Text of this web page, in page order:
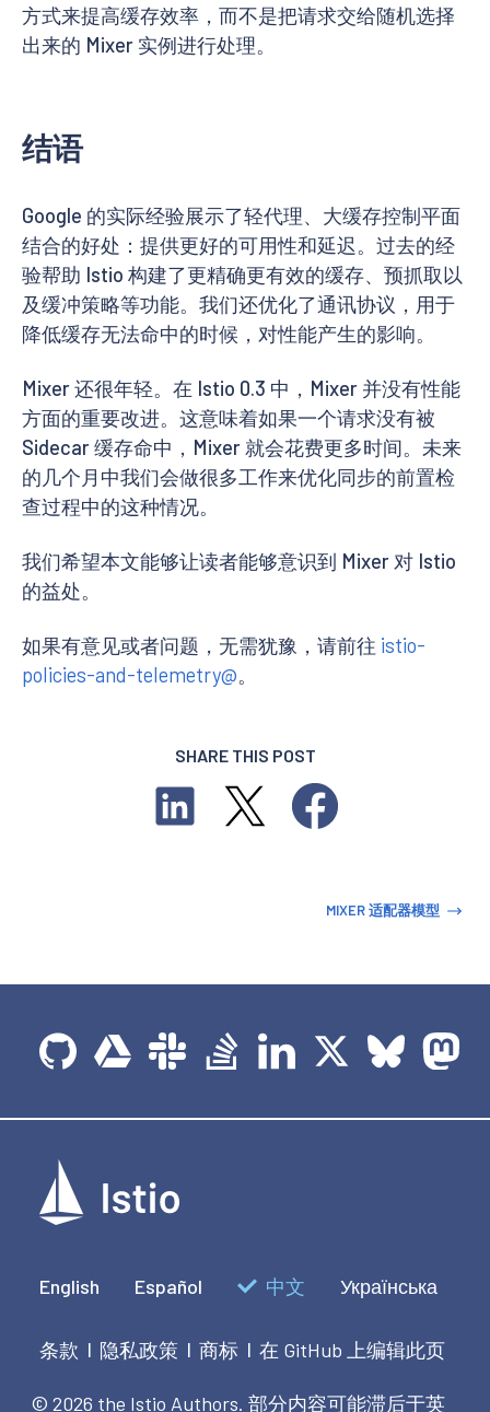
方式来提高缓存效率，而不是把请求交给随机选择
出来的 Mixer 实例进行处理。
结语
Google 的实际经验展示了轻代理、大缓存控制平面
结合的好处：提供更好的可用性和延迟。过去的经
验帮助 Istio 构建了更精确更有效的缓存、预抓取以
及缓冲策略等功能。我们还优化了通讯协议，用于
降低缓存无法命中的时候，对性能产生的影响。
Mixer 还很年轻。在 Istio 0.3 中，Mixer 并没有性能
方面的重要改进。这意味着如果一个请求没有被
Sidecar 缓存命中，Mixer 就会花费更多时间。未来
的几个月中我们会做很多工作来优化同步的前置检
查过程中的这种情况。
我们希望本文能够让读者能够意识到 Mixer 对 Istio
的益处。
如果有意见或者问题，无需犹豫，请前往 istio-
policies-and-telemetry@。
SHARE THIS POST
MIXER 适配器模型
English Español 中文 Українська
条款 | 隐私政策 | 商标 | 在 GitHub 上编辑此页
© 2026 the Istio Authors. 部分内容可能滞后于英